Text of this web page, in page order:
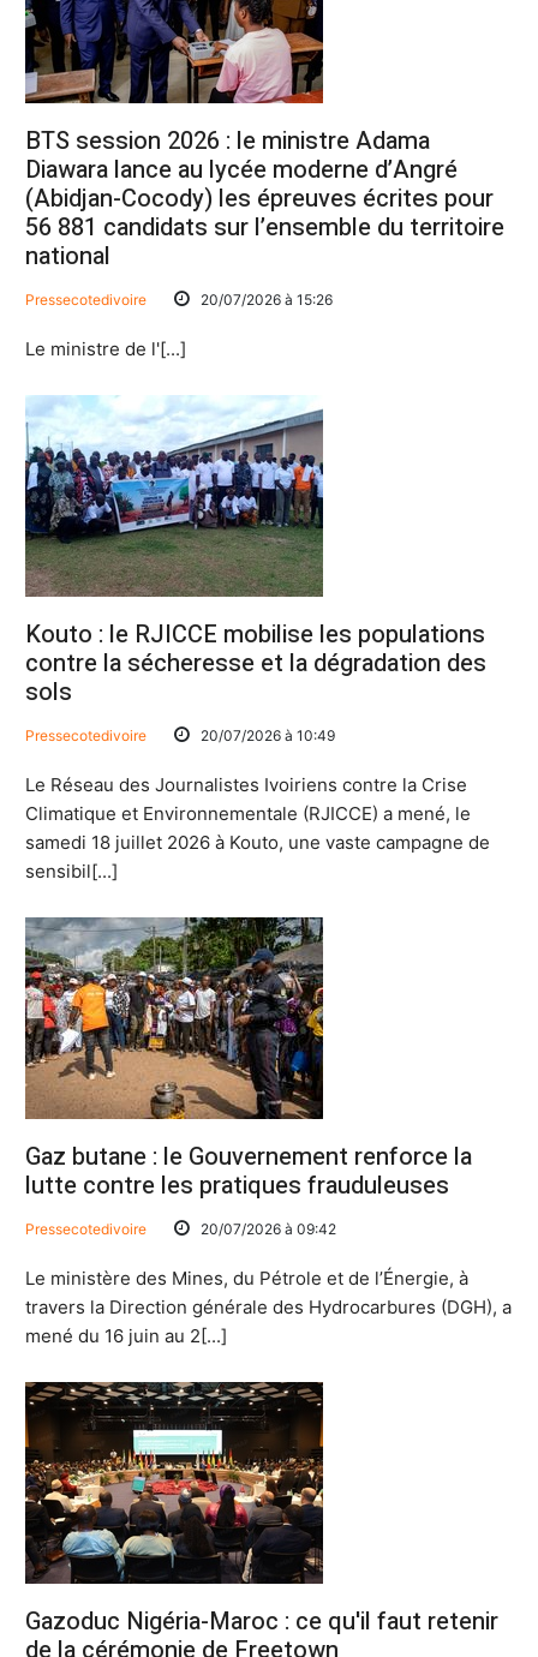
BTS session 2026 : le ministre Adama
Diawara lance au lycée moderne d’Angré
(Abidjan-Cocody) les épreuves écrites pour
56 881 candidats sur l’ensemble du territoire
national
Pressecotedivoire 20/07/2026 à 15:26
Le ministre de l'[...]
Kouto : le RJICCE mobilise les populations
contre la sécheresse et la dégradation des
sols
Pressecotedivoire 20/07/2026 à 10:49
Le Réseau des Journalistes Ivoiriens contre la Crise
Climatique et Environnementale (RJICCE) a mené, le
samedi 18 juillet 2026 à Kouto, une vaste campagne de
sensibil[...]
Gaz butane : le Gouvernement renforce la
lutte contre les pratiques frauduleuses
Pressecotedivoire 20/07/2026 à 09:42
Le ministère des Mines, du Pétrole et de l’Énergie, à
travers la Direction générale des Hydrocarbures (DGH), a
mené du 16 juin au 2[...]
Gazoduc Nigéria-Maroc : ce qu'il faut retenir